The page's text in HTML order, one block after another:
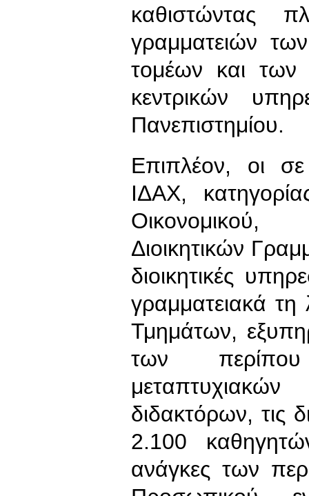
καθιστώντας
γραμματειών
τομέων και
κεντρικών
Πανεπιστημίου.
Επιπλέον, οι
ΙΔΑΧ,
Οικονομικού,
Διοικητικών
διοικητικές
γραμματειακά τη
Τμημάτων,
των
διδακτόρων, τις
2.100
ανάγκες των